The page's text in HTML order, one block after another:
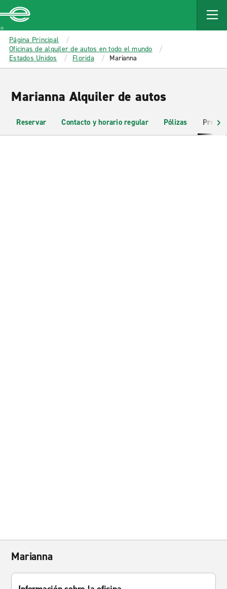
MAIN
CONTENT
Enterprise
Página Principal
Oficinas de alquiler de autos en todo el mundo
Estados Unidos
Florida Marianna
Marianna Alquiler de autos
Reservar Contacto y horario regular Pólizas
Marianna